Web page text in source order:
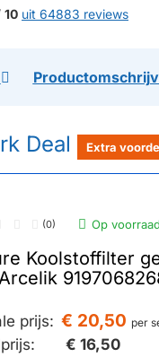
10 uit 64883 reviews
Deal Extra
(0) Op voorraad
Koolstoffilter
prijs: € 20,50 per
€ 16,50